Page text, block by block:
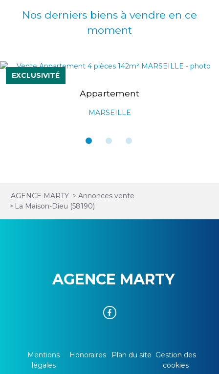
Nos derniers biens à vendre en ce
moment
EXCLUSIVITÉ
Appartement
MARSEILLE
AGENCE MARTY > Annonces vente
> La Maison-Dieu (58190)
AGENCE MARTY
Mentions
légales
Honoraires Plan du site Gestion des
cookies